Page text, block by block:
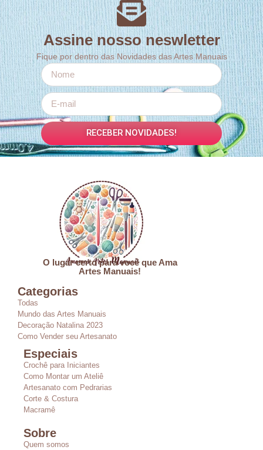
Assine nosso neswletter
Fique por dentro das Novidades das Artes Manuais
RECEBER NOVIDADES!
O lugar certo para você que Ama
Artes Manuais!
Categorias
Todas
Mundo das Artes Manuais
Decoração Natalina 2023
Como Vender seu Artesanato
Especiais
Crochê para Iniciantes
Como Montar um Ateliê
Artesanato com Pedrarias
Corte & Costura
Macramê
Sobre
Quem somos